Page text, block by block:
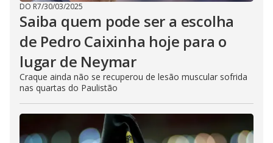
DO R7/30/03/2025
Saiba quem pode ser a escolha
de Pedro Caixinha hoje para o
lugar de Neymar
Craque ainda não se recuperou de lesão muscular sofrida
nas quartas do Paulistão